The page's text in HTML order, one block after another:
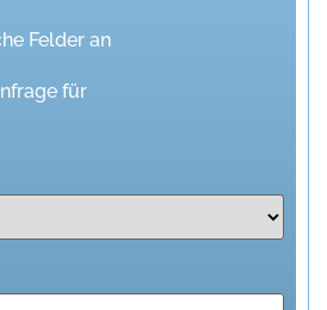
Felder an
für